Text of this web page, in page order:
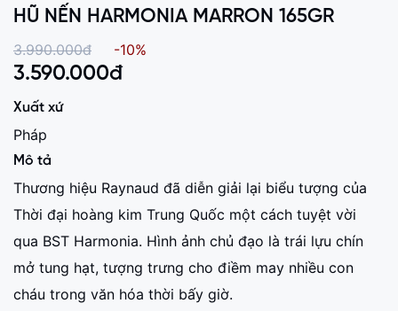
HŨ NẾN HARMONIA MARRON 165GR
3.990.000đ -10%
3.590.000đ
Xuất xứ
Pháp
Mô tả
Thương hiệu Raynaud đã diễn giải lại biểu tượng của
Thời đại hoàng kim Trung Quốc một cách tuyệt vời
qua BST Harmonia. Hình ảnh chủ đạo là trái lựu chín
mở tung hạt, tượng trưng cho điềm may nhiều con
cháu trong văn hóa thời bấy giờ.